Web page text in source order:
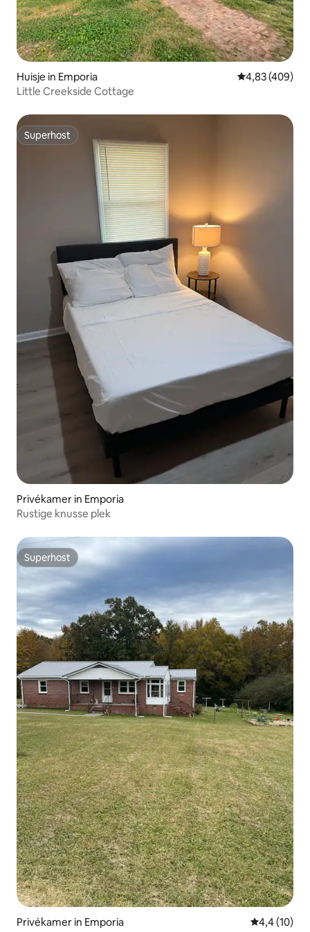
Huisje in Emporia Gemiddelde
4,83 (409)
Little Creekside Cottage
Superhost
Superhost
Privékamer in Emporia
Rustige knusse plek
Superhost
Superhost
Privékamer in Emporia
4,4 (10)